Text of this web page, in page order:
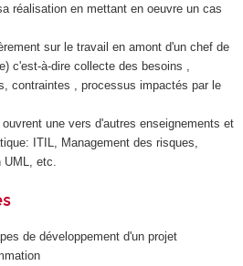
réalisation en mettant en oeuvre un cas
sur le travail en amont d'un chef de
c'est-à-dire collecte des besoins ,
contraintes , processus impactés par le
une vers d'autres enseignements et
ITIL, Management des risques,
etc.
de développement d'un projet